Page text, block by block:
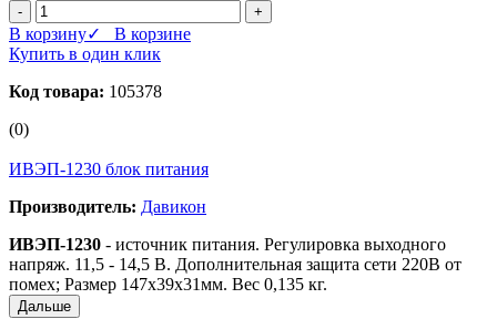
- +
В корзину✓ В корзине
Купить в один клик
Код товара: 105378
(0)
ИВЭП-1230 блок питания
Производитель: Давикон
ИВЭП-1230 - источник питания. Регулировка выходного
напряж. 11,5 - 14,5 B. Дополнительная защита сети 220В от
помех; Размер 147х39х31мм. Вес 0,135 кг.
Дальше